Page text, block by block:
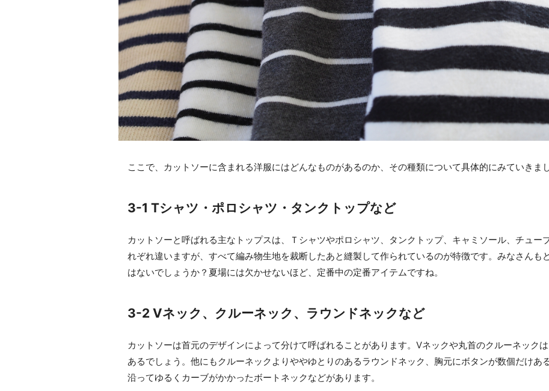
ここで、カットソーに含まれる洋服にはどんなものがあるのか、その種類について具体的にみていきまし
3-1 Tシャツ・ポロシャツ・タンクトップなど
カットソーと呼ばれる主なトップスは、Ｔシャツやポロシャツ、タンクトップ、キャミソール、チュー
れぞれ違いますが、すべて編み物生地を裁断したあと縫製して作られているのが特徴です。みなさんも
はないでしょうか？夏場には欠かせないほど、定番中の定番アイテムですね。
3-2 Vネック、クルーネック、ラウンドネックなど
カットソーは首元のデザインによって分けて呼ばれることがあります。Vネックや丸首のクルーネック
あるでしょう。他にもクルーネックよりややゆとりのあるラウンドネック、胸元にボタンが数個だけあ
沿ってゆるくカーブがかかったボートネックなどがあります。